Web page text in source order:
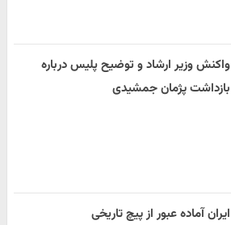
واکنش وزیر ارشاد و توضیح پلیس درباره
بازداشت پژمان جمشیدی
ایران آماده عبور از پیچ تاریخی